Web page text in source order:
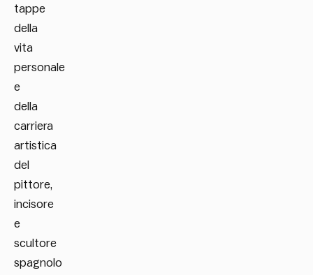
tappe
della
vita
personale
e
della
carriera
artistica
del
pittore,
incisore
e
scultore
spagnolo